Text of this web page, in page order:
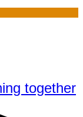
together